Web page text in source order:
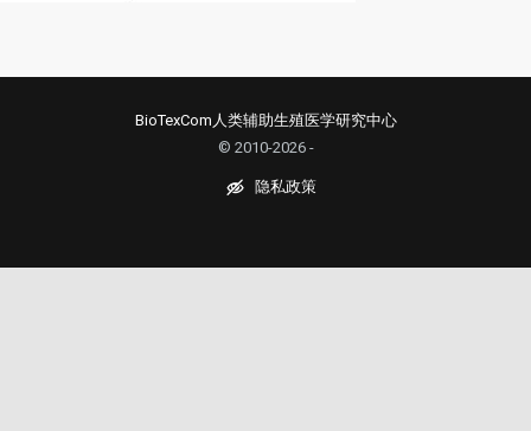
© 2010-2026 -
BioTexCom人类辅助生殖医学研究中心
隐私政策